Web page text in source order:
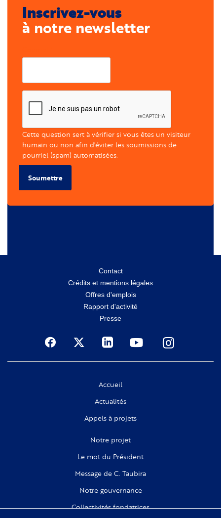
Inscrivez-vous
à notre newsletter
Cette question sert à vérifier si vous êtes un visiteur
humain ou non afin d'éviter les soumissions de
pourriel (spam) automatisées.
Soumettre
Contact
Crédits et mentions légales
Offres d'emplois
Rapport d'activité
Presse
Social
Accueil
Actualités
Appels à projets
Notre projet
Le mot du Président
Message de C. Taubira
Notre gouvernance
Collectivités fondatrices